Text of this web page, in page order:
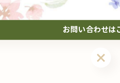
#うなじ
お問い合わせは